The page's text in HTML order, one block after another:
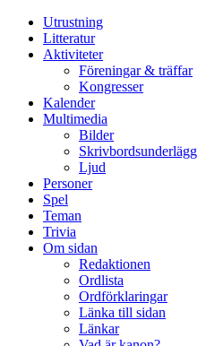
Utrustning
Litteratur
Aktiviteter
Föreningar & träffar
Kongresser
Kalender
Multimedia
Bilder
Skrivbordsunderlägg
Ljud
Personer
Spel
Teman
Trivia
Om sidan
Redaktionen
Ordlista
Ordförklaringar
Länka till sidan
Länkar